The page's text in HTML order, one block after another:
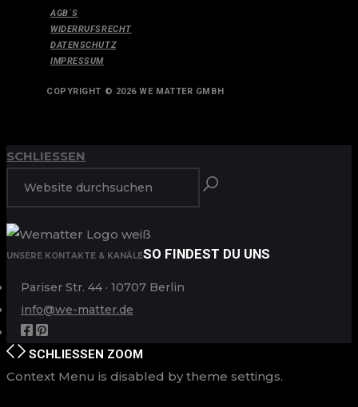
AGB´S
WIDERRUFSRECHT
DATENSCHUTZ
IMPRESSUM
COPYRIGHT © 2026 WE MATTER GMBH
SCHLIESSEN
UNSERE KONTAKTE & KANÄLESO FINDEST DU UNS
Pariser Str. 44 · 10707 Berlin
info@we-matter.de
SCHLIESSEN ZOOM
Context Menu is disabled by theme settings.